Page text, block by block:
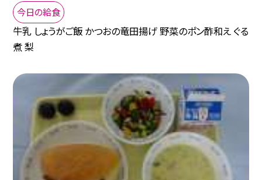
今日の給食
牛乳 しょうがご飯 かつおの竜田揚げ 野菜のポン酢和え ぐる
煮 梨